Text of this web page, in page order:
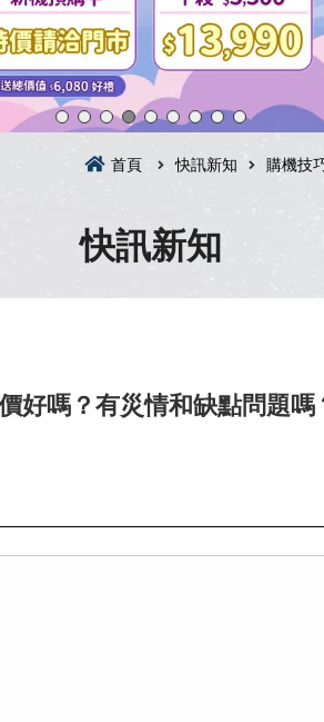
首頁 快訊新知 購機技
快訊新知
好嗎？有災情和缺點問題嗎